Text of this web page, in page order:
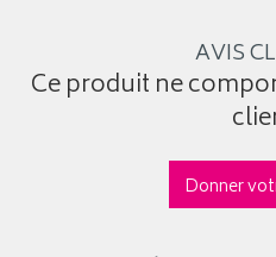
AVIS
Ce produit ne
Donner